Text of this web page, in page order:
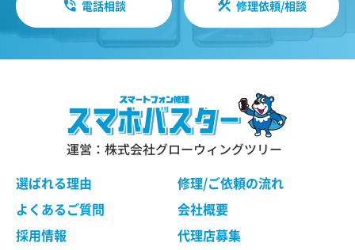
電話相談 修理依頼/相談
運営：株式会社グローウィングツリー
選ばれる理由
修理/ご依頼の流れ
よくあるご質問
会社概要
採用情報
代理店募集